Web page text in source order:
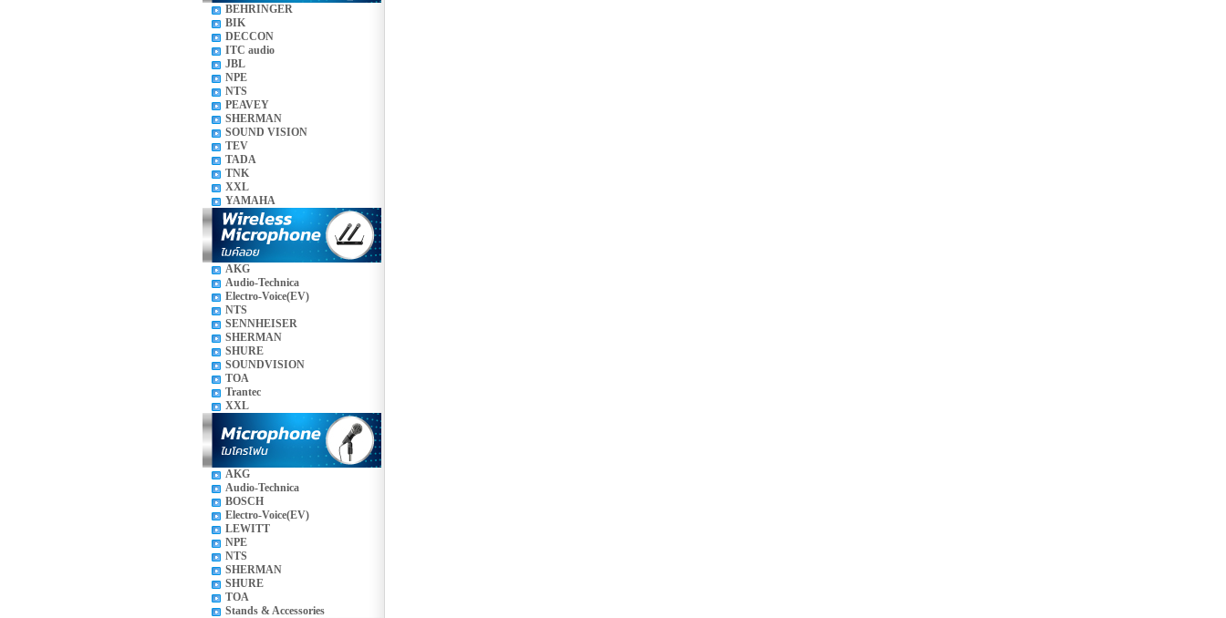
BEHRINGER
BIK
DECCON
ITC audio
JBL
NPE
NTS
PEAVEY
SHERMAN
SOUND VISION
TEV
TADA
TNK
XXL
YAMAHA
AKG
Audio-Technica
Electro-Voice(EV)
NTS
SENNHEISER
SHERMAN
SHURE
SOUNDVISION
TOA
Trantec
XXL
AKG
Audio-Technica
BOSCH
Electro-Voice(EV)
LEWITT
NPE
NTS
SHERMAN
SHURE
TOA
Stands & Accessories